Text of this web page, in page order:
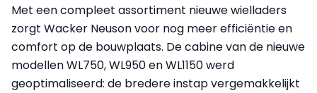
Met een compleet assortiment nieuwe wielladers
zorgt Wacker Neuson voor nog meer efficiëntie en
comfort op de bouwplaats. De cabine van de nieuwe
modellen WL750, WL950 en WL1150 werd
geoptimaliseerd: de bredere instap vergemakkelijkt